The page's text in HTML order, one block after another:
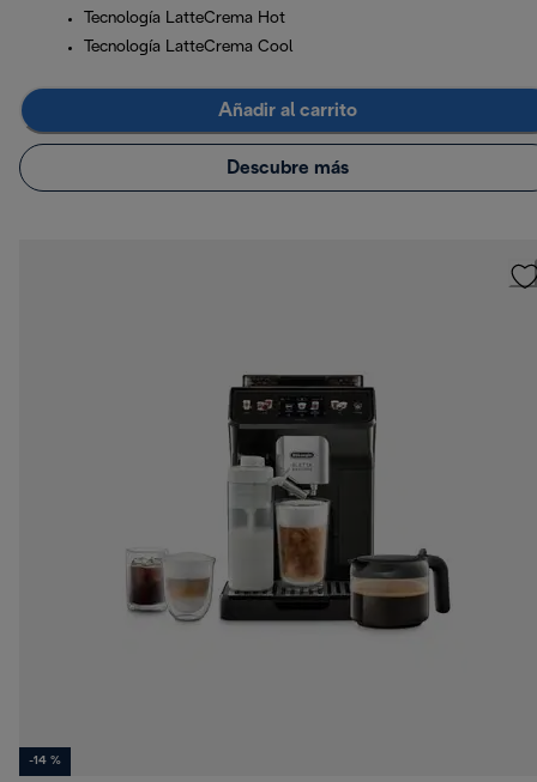
Tecnología LatteCrema Hot
Tecnología LatteCrema Cool
Añadir al carrito
Descubre más
-14 %